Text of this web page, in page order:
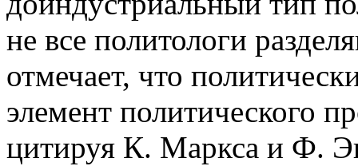
не все политологи
отмечает, что
элемент политического
цитируя К. Маркса и Ф.